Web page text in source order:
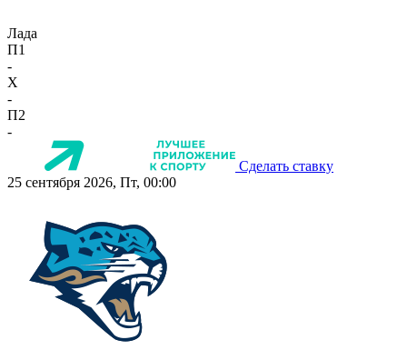
Лада
П1
-
X
-
П2
-
Сделать ставку
25 сентября 2026, Пт, 00:00